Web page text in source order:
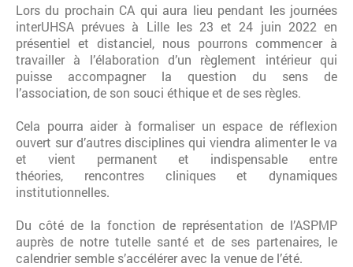
Lors du prochain CA qui aura lieu pendant les journées
interUHSA prévues à Lille les 23 et 24 juin 2022 en
présentiel et distanciel, nous pourrons commencer à
travailler à l’élaboration d’un règlement intérieur qui
puisse accompagner la question du sens de
l’association, de son souci éthique et de ses règles.
Cela pourra aider à formaliser un espace de réflexion
ouvert sur d’autres disciplines qui viendra alimenter le va
et vient permanent et indispensable entre
théories, rencontres cliniques et dynamiques
institutionnelles.
Du côté de la fonction de représentation de l’ASPMP
auprès de notre tutelle santé et de ses partenaires, le
calendrier semble s’accélérer avec la venue de l’été.